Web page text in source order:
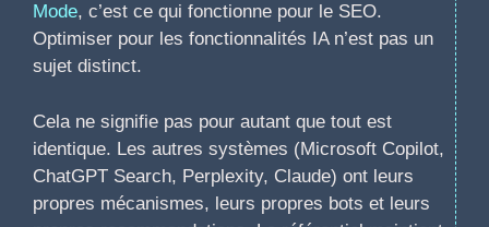
Mode, c’est ce qui fonctionne pour le SEO.
Optimiser pour les fonctionnalités IA n’est pas un
sujet distinct.
Cela ne signifie pas pour autant que tout est
identique. Les autres systèmes (Microsoft Copilot,
ChatGPT Search, Perplexity, Claude) ont leurs
propres mécanismes, leurs propres bots et leurs